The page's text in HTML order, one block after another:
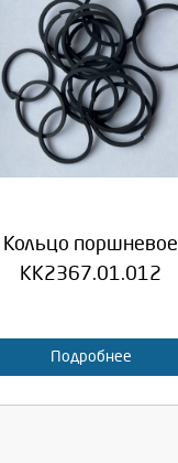
Кольцо поршневое
КК2367.01.012
Подробнее
Выберите количество: